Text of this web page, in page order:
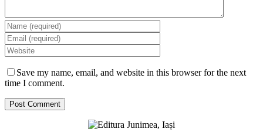
Save my name, email, and website in this browser for the next
time I comment.